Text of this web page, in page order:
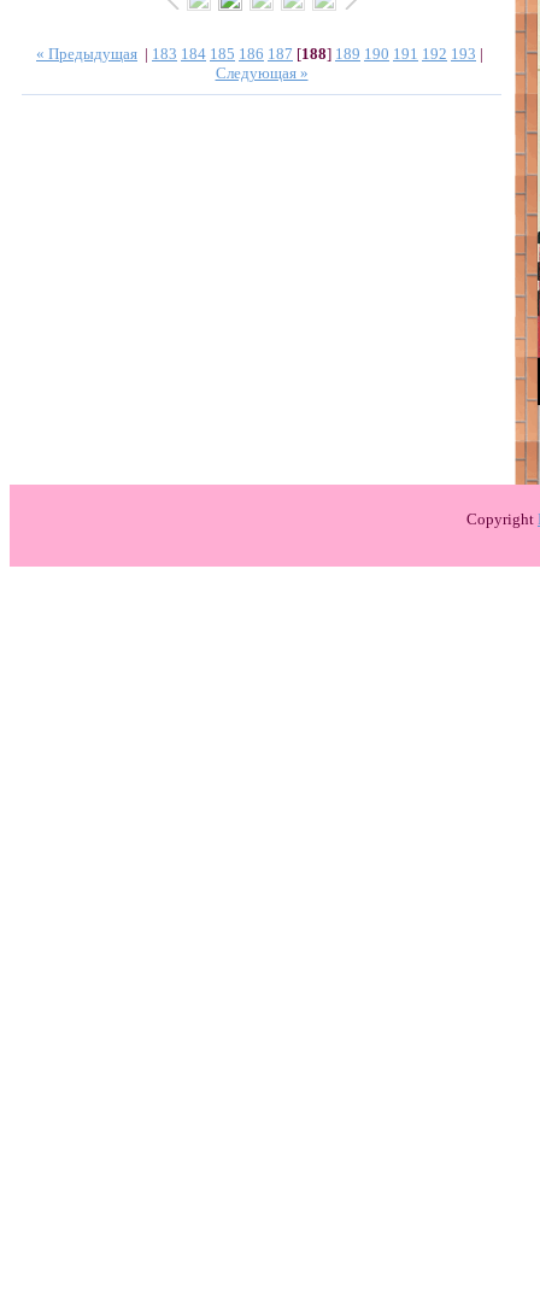
« Предыдущая | 183 184 185 186 187 [188] 189 190 191 192 193 |
Следующая »
Copyright